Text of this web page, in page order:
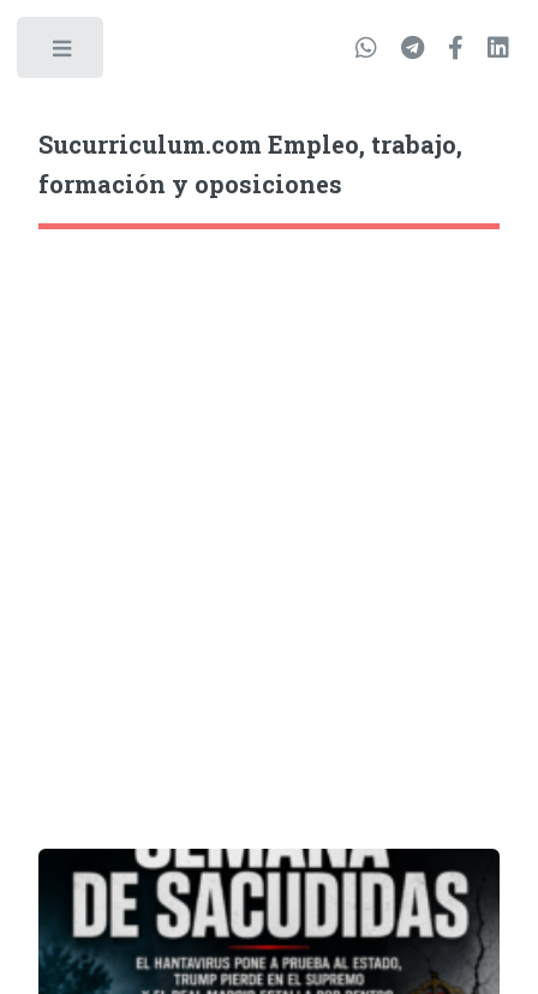
Sucurriculum.com Empleo, trabajo,
formación y oposiciones